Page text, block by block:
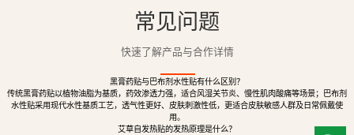
常见问题
快速了解产品与合作详情
黑膏药贴与巴布剂水性贴有什么区别？
传统黑膏药贴以植物油脂为基质，药效渗透力强，适合风湿关节炎、慢性肌肉酸痛等场景；巴布剂
水性贴采用现代水性基质工艺，透气性更好、皮肤刺激性低，更适合皮肤敏感人群及日常佩戴使
用。
艾草自发热贴的发热原理是什么？